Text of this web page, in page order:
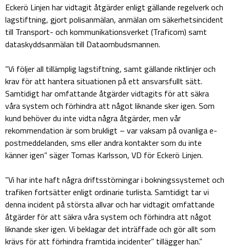
Eckerö Linjen har vidtagit åtgärder enligt gällande regelverk och
lagstiftning, gjort polisanmälan, anmälan om säkerhetsincident
till Transport- och kommunikationsverket (Traficom) samt
dataskyddsanmälan till Dataombudsmannen.
”Vi följer all tillämplig lagstiftning, samt gällande riktlinjer och
krav för att hantera situationen på ett ansvarsfullt sätt.
Samtidigt har omfattande åtgärder vidtagits för att säkra
våra system och förhindra att något liknande sker igen. Som
kund behöver du inte vidta några åtgärder, men vår
rekommendation är som brukligt – var vaksam på ovanliga e-
postmeddelanden, sms eller andra kontakter som du inte
känner igen” säger Tomas Karlsson, VD för Eckerö Linjen.
”Vi har inte haft några driftsstörningar i bokningssystemet och
trafiken fortsätter enligt ordinarie turlista. Samtidigt tar vi
denna incident på största allvar och har vidtagit omfattande
åtgärder för att säkra våra system och förhindra att något
liknande sker igen. Vi beklagar det inträffade och gör allt som
krävs för att förhindra framtida incidenter” tillägger han.”